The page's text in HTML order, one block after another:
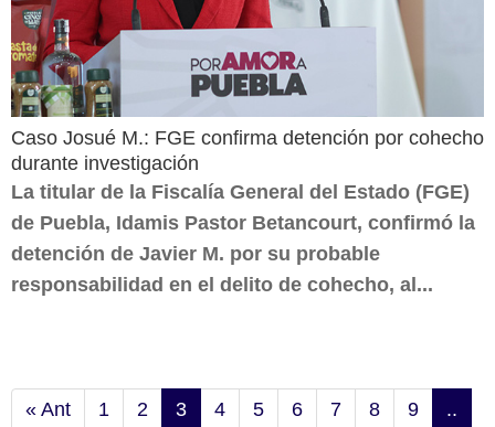
Caso Josué M.: FGE confirma detención por cohecho
durante investigación
La titular de la Fiscalía General del Estado (FGE)
de Puebla, Idamis Pastor Betancourt, confirmó la
detención de Javier M. por su probable
responsabilidad en el delito de cohecho, al...
« Ant 1 2 3 4 5 6 7 8 9 ..